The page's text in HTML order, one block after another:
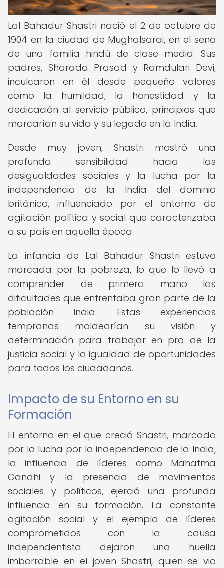
Lal Bahadur Shastri nació el 2 de octubre de
1904 en la ciudad de Mughalsarai, en el seno
de una familia hindú de clase media. Sus
padres, Sharada Prasad y Ramdulari Devi,
inculcaron en él desde pequeño valores
como la humildad, la honestidad y la
dedicación al servicio público, principios que
marcarían su vida y su legado en la India.
Desde muy joven, Shastri mostró una
profunda sensibilidad hacia las
desigualdades sociales y la lucha por la
independencia de la India del dominio
británico, influenciado por el entorno de
agitación política y social que caracterizaba
a su país en aquella época.
La infancia de Lal Bahadur Shastri estuvo
marcada por la pobreza, lo que lo llevó a
comprender de primera mano las
dificultades que enfrentaba gran parte de la
población india. Estas experiencias
tempranas moldearían su visión y
determinación para trabajar en pro de la
justicia social y la igualdad de oportunidades
para todos los ciudadanos.
Impacto de su Entorno en su
Formación
El entorno en el que creció Shastri, marcado
por la lucha por la independencia de la India,
la influencia de líderes como Mahatma
Gandhi y la presencia de movimientos
sociales y políticos, ejerció una profunda
influencia en su formación. La constante
agitación social y el ejemplo de líderes
comprometidos con la causa
independentista dejaron una huella
imborrable en el joven Shastri, quien se vio